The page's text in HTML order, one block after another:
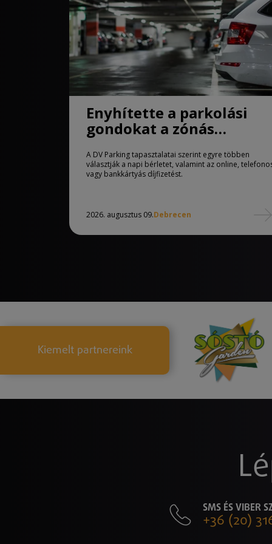
Enyhítette a parkolási
gondokat a zónás
rendszer Debrecenben
A DV Parking tapasztalatai szerint egyre többen
választják a napi bérletet, valamint az online,
vagy bankkártyás díjfizetést.
2026. augusztus 09.Debrecen
Kiemelt partnereink
SMS ÉS VIBER
+36 (20)